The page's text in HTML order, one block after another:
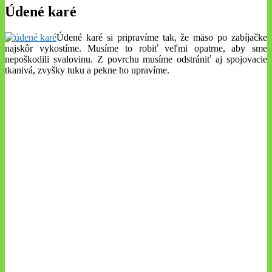
Údené karé
Údené karé si pripravíme tak, že mäso po zabíjačke
najskôr vykostíme. Musíme to robiť veľmi opatrne, aby sme
nepoškodili svalovinu. Z povrchu musíme odstrániť aj spojovacie
tkanivá, zvyšky tuku a pekne ho upravíme.